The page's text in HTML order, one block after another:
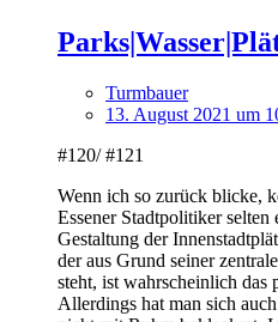
Turmbauer
13. August 2021 um
#120/ #121
Wenn ich so zurück blicke,
Essener Stadtpolitiker
Gestaltung der
der aus Grund seiner
steht, ist wahrscheinlich das
Allerdings hat man sich